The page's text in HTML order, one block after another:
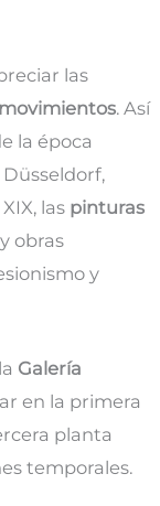
las
. Así
la época
las pinturas
obras
y
Galería
en la primera
planta
temporales.